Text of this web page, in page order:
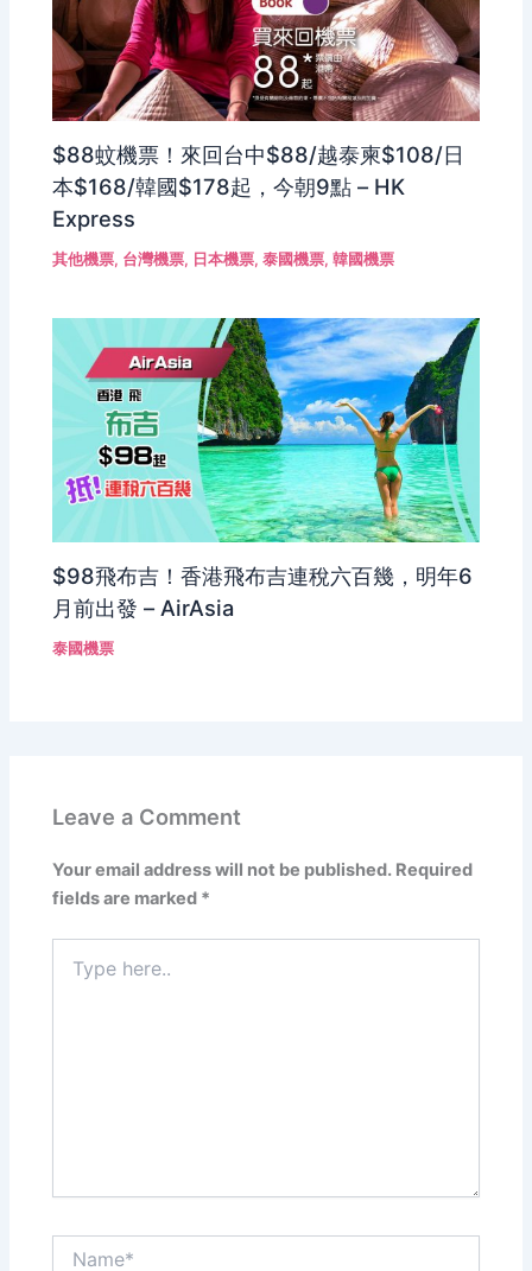
$88蚊機票！來回台中$88/越泰柬$108/日
本$168/韓國$178起，今朝9點 – HK
Express
其他機票, 台灣機票, 日本機票,泰國機票,韓國機票
$98飛布吉！香港飛布吉連稅六百幾，明年6
月前出發 – AirAsia
泰國機票
Leave a Comment
Your email address will not be published. Required
fields are marked *
here..